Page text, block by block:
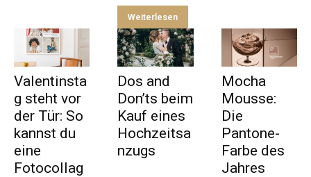
Weiterlesen
Valentinsta
g steht vor
der Tür: So
kannst du
eine
Fotocollag
Dos and
Don’ts beim
Kauf eines
Hochzeitsa
nzugs
Mocha
Mousse:
Die
Pantone-
Farbe des
Jahres